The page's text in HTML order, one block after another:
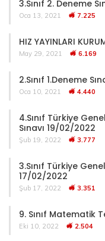
3.Sınıf 2. Deneme
Oca 13, 2021 7.225
HIZ YAYINLARI
May 29, 2021 6.169
2.Sınıf 1.Deneme
Oca 10, 2021 4.440
4.Sınıf Türkiye
Sınavı 19/02/2022
Şub 19, 2022 3.777
3.Sınıf Türkiye
17/02/2022
Şub 17, 2022 3.351
9. Sınıf Matematik
Eki 10, 2022 2.504